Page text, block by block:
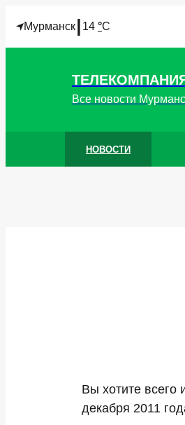
МурманскI 14 °C
Все новости
НОВОСТИ
Вы хотите всего
декабря 2011